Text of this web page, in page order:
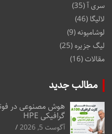
سری آ(35)
لالیگا (46)
لوشامپونه(9)
لیگ جزیره (25)
مقالات(16)
مطالب جدید
هوش مصنوعی در
گرافیکی HPE
آگوست 5, 2026